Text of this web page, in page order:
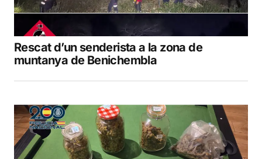
Rescat d’un senderista a la zona de
muntanya de Benichembla